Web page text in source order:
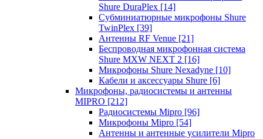
Shure DuraPlex [14]
Субминиатюрные микрофоны Shure
TwinPlex [39]
Антенны RF Venue [21]
Беспроводная микрофонная система
Shure MXW NEXT 2 [16]
Микрофоны Shure Nexadyne [10]
Кабели и аксессуары Shure [6]
Микрофоны, радиосистемы и антенны
MIPRO [212]
Радиосистемы Mipro [96]
Микрофоны Mipro [54]
Антенны и антенные усилители Mipro